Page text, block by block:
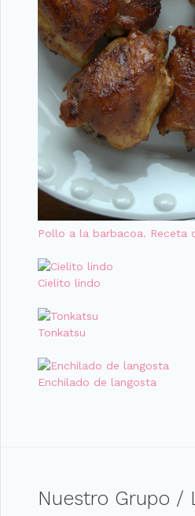
Pollo a la barbacoa. Receta
Cielito lindo
Tonkatsu
Enchilado de langosta
Nuestro Grupo /